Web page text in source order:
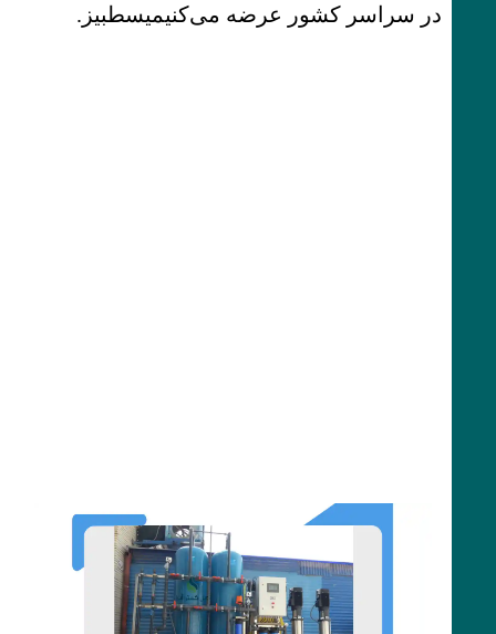
در سراسر کشور عرضه می‌کنیمیسطبیز.